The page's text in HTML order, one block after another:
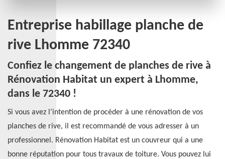
Entreprise habillage planche de
rive Lhomme 72340
Confiez le changement de planches de rive à
Rénovation Habitat un expert à Lhomme,
dans le 72340 !
Si vous avez l’intention de procéder à une rénovation de vos
planches de rive, il est recommandé de vous adresser à un
professionnel. Rénovation Habitat est un couvreur qui a une
bonne réputation pour tous travaux de toiture. Vous pouvez lui